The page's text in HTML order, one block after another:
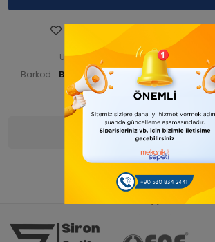
Fiyatı
Ürün Kodu: BUDKAZGEN 000041-
Barkod: BUDKAZGEN000049 İade Bilgisi:
Ürün Bilgisi Yorumlar